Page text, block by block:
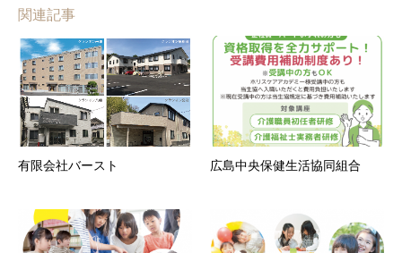
関連記事
有限会社バースト 広島中央保健生活協同組合